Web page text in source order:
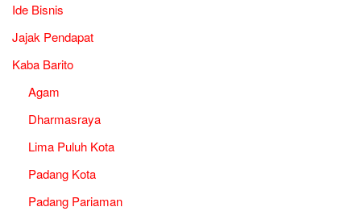
Ide Bisnis
Jajak Pendapat
Kaba Barito
Agam
Dharmasraya
Lima Puluh Kota
Padang Kota
Padang Pariaman